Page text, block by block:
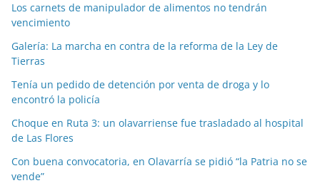
Los carnets de manipulador de alimentos no tendrán
vencimiento
Galería: La marcha en contra de la reforma de la Ley de
Tierras
Tenía un pedido de detención por venta de droga y lo
encontró la policía
Choque en Ruta 3: un olavarriense fue trasladado al hospital
de Las Flores
Con buena convocatoria, en Olavarría se pidió “la Patria no se
vende”